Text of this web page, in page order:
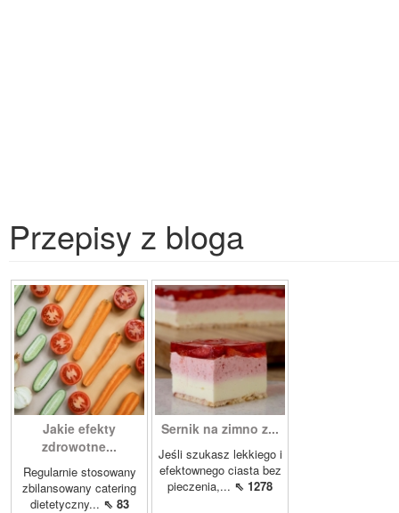
Przepisy z bloga
Jakie efekty
zdrowotne...
Regularnie stosowany
zbilansowany catering
dietetyczny... ⇖ 83
Sernik na zimno z...
Jeśli szukasz lekkiego i
efektownego ciasta bez
pieczenia,... ⇖ 1278